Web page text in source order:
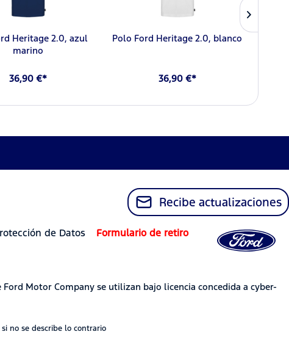
Heritage 2.0, azul
marino
36,90 €*
Polo Ford Heritage 2.0, blanco
36,90 €*
Recibe actualizaciones
de Datos
Formulario de retiro
Motor Company se utilizan bajo licencia concedida a cyber-
no se describe lo contrario